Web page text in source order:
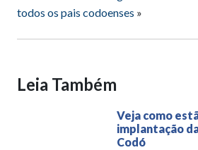
todos os pais codoenses »
Leia Também
Veja como
implantação
Codó